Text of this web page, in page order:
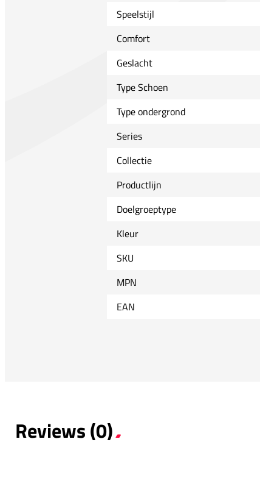
Speelstijl
Comfort
Geslacht
Type Schoen
Type ondergrond
Series
Collectie
Productlijn
Doelgroeptype
Kleur
SKU
MPN
EAN
Reviews (0)